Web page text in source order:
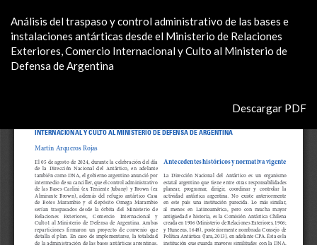
los
detalles
del
Análisis del traspaso y control administrativo de las bases e
instalaciones antárticas desde el Ministerio de Relaciones
Exteriores, Comercio Internacional y Culto al Ministerio de
Defensa de Argentina
Descargar
Descargar PDF